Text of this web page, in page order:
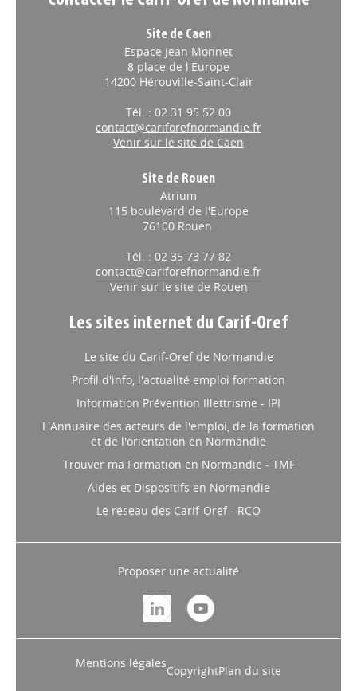
Site de Caen
Espace Jean Monnet
8 place de l'Europe
14200 Hérouville-Saint-Clair
Tél. : 02 31 95 52 00
contact@cariforefnormandie.fr
Venir sur le site de Caen
Site de Rouen
Atrium
115 boulevard de l'Europe
76100 Rouen
Tél. : 02 35 73 77 82
contact@cariforefnormandie.fr
Venir sur le site de Rouen
Les sites internet du Carif-Oref
Le site du Carif-Oref de Normandie
Profil d'info, l'actualité emploi formation
Information Prévention Illettrisme - IPI
L'Annuaire des acteurs de l'emploi, de la formation
et de l'orientation en Normandie
Trouver ma Formation en Normandie - TMF
Aides et Dispositifs en Normandie
Le réseau des Carif-Oref - RCO
Proposer une actualité
Mentions légales
CopyrightPlan du site